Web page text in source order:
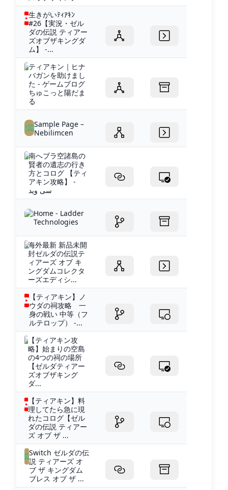
生きがいﾃｨｱｷﾝ
#26【実況・ゼル
ダの伝説 ティアー
ズオブザキングダ
ム】 -...
ティアキン｜ヒナ
バガンを助けまし
た - ゲームブログ
ちゅこっと陽だま
る
Sample Page –
Nebilimcen
南へブラ空諸島の
賢者の遺志の行き
方とコログ 【ティ
アキン攻略】 -
سی وید
Home - Ladder
Technologies
海外最新 新品未開
封ゼルダの伝説テ
ィアーズ オブ キ
ングダムコレクタ
ーズエディシ...
【ティアキン】ノ
ウダの祠攻略 一
身の戦い 中等（フ
ルテロップ） -...
【ティアキン攻
略】始まりの空島
の4つの祠の場所
【ゼルダティアー
ズオブザキング
ダ...
【ティアキン】料
理してたら急に現
れたコログ【ゼル
ダの伝説 ティアー
ズ オブ ザ ...
Switch ゼルダの伝
説 ティアーズ オ
ブ ザ キングダム
ブレス オブ ザ ...